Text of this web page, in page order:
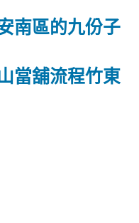
南區的九份子
當舖流程竹東